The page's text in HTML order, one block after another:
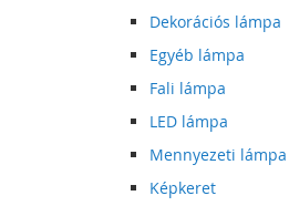
Dekorációs lámpa
Egyéb lámpa
Fali lámpa
LED lámpa
Mennyezeti lámpa
Képkeret